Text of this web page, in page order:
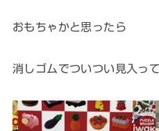
おもちゃかと思ったら
消しゴムでついつい見入っ